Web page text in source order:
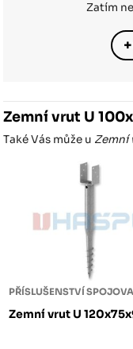
Zatím
Zemní vrut U
Také Vás může u Zemní
Zemní vrut U